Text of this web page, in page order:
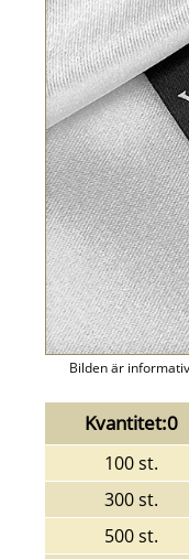
Bilden är
Kvantitet:0
100 st.
300 st.
500 st.